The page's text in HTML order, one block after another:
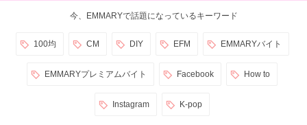
今、EMMARYで話題になっているキーワード
100均 CM DIY EFM EMMARYバイト
EMMARYプレミアムバイト Facebook How to
Instagram K-pop